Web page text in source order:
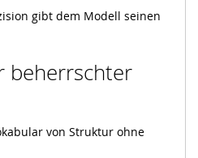
gibt dem Modell seinen
beherrschter
von Struktur ohne